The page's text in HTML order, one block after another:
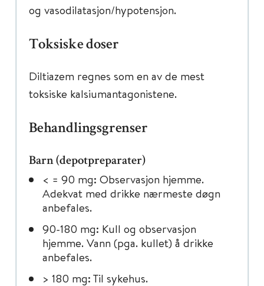
og vasodilatasjon/hypotensjon.
Toksiske doser
Diltiazem regnes som en av de mest
toksiske kalsiumantagonistene.
Behandlingsgrenser
Barn (depotpreparater)
< = 90 mg: Observasjon hjemme.
Adekvat med drikke nærmeste døgn
anbefales.
90-180 mg: Kull og observasjon
hjemme. Vann (pga. kullet) å drikke
anbefales.
> 180 mg: Til sykehus.